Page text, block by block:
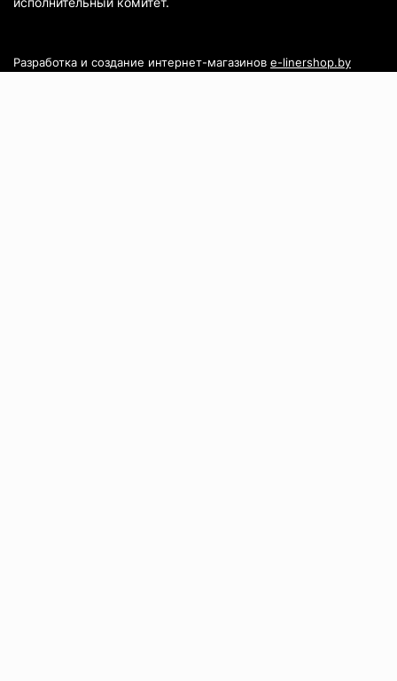
Разработка и создание интернет-магазинов e-linershop.by